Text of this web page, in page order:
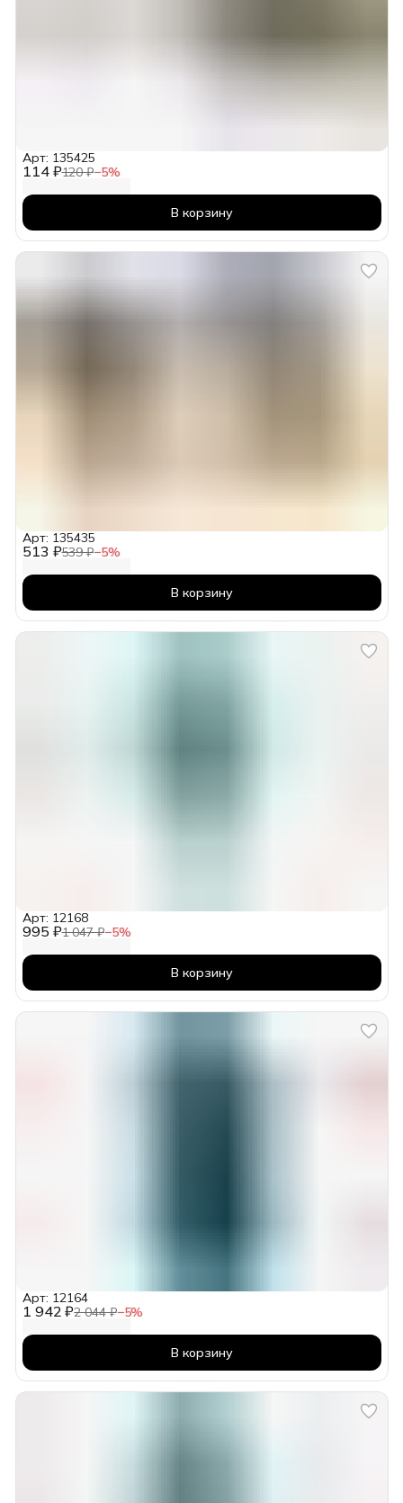
114 ₽120 ₽−5%
Арт: 135425
В корзину
513 ₽539 ₽−5%
Арт: 135435
В корзину
995 ₽1 047 ₽−5%
Арт: 12168
В корзину
1 942 ₽2 044 ₽−5%
Арт: 12164
В корзину